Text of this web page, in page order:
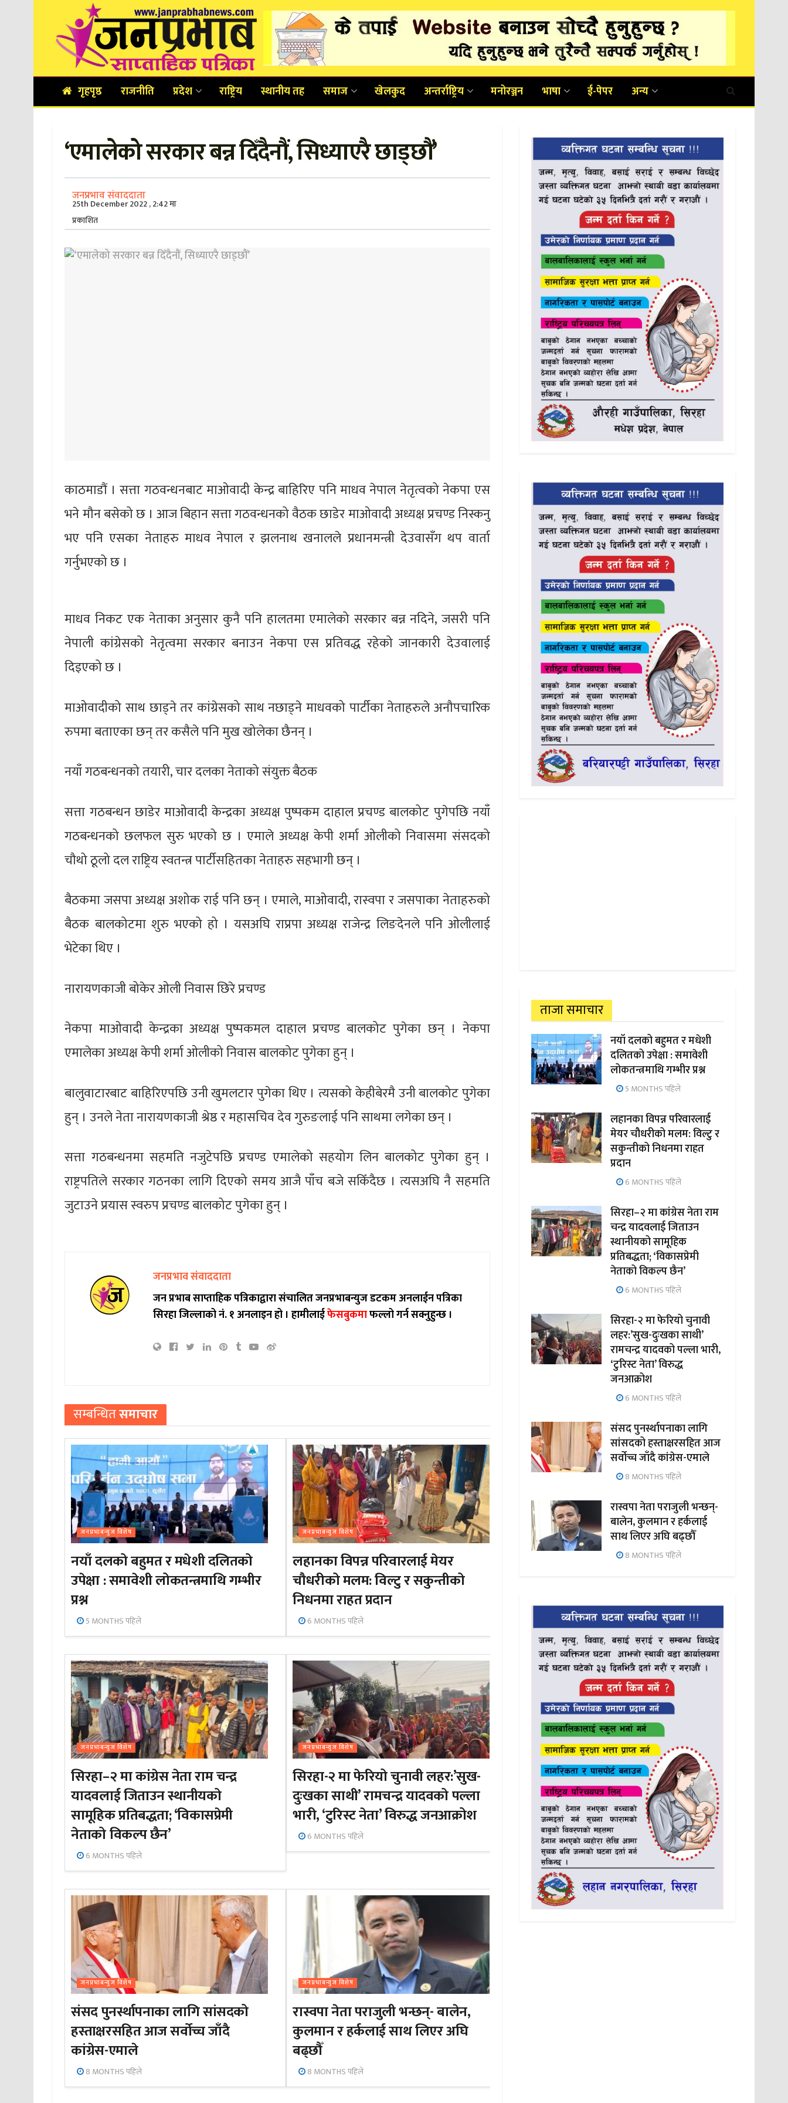
गृहपृष्ठ राजनीति प्रदेश राष्ट्रिय स्थानीय तह समाज खेलकुद अन्तर्राष्ट्रिय मनोरञ्जन भाषा ई-पेपर अन्य
‘एमालेको सरकार बन्न दिँदैनौं, सिध्याएरै छाड्छौं’
जनप्रभाव संवाददाता
25th December 2022 , 2:42 मा
प्रकाशित
काठमाडौं । सत्ता गठवन्धनबाट माओवादी केन्द्र बाहिरिए पनि माधव नेपाल नेतृत्वको नेकपा एस
भने मौन बसेको छ । आज बिहान सत्ता गठवन्धनको वैठक छाडेर माओवादी अध्यक्ष प्रचण्ड निस्कनु
भए पनि एसका नेताहरु माधव नेपाल र झलनाथ खनालले प्रधानमन्त्री देउवासँग थप वार्ता
गर्नुभएको छ ।
माधव निकट एक नेताका अनुसार कुनै पनि हालतमा एमालेको सरकार बन्न नदिने, जसरी पनि
नेपाली कांग्रेसको नेतृत्वमा सरकार बनाउन नेकपा एस प्रतिवद्ध रहेको जानकारी देउवालाई
दिइएको छ ।
माओवादीको साथ छाड्ने तर कांग्रेसको साथ नछाड्ने माधवको पार्टीका नेताहरुले अनौपचारिक
रुपमा बताएका छन् तर कसैले पनि मुख खोलेका छैनन् ।
नयाँ गठबन्धनको तयारी, चार दलका नेताको संयुक्त बैठक
सत्ता गठबन्धन छाडेर माओवादी केन्द्रका अध्यक्ष पुष्पकम दाहाल प्रचण्ड बालकोट पुगेपछि नयाँ
गठबन्धनको छलफल सुरु भएको छ । एमाले अध्यक्ष केपी शर्मा ओलीको निवासमा संसदको
चौथो ठूलो दल राष्ट्रिय स्वतन्त्र पार्टीसहितका नेताहरु सहभागी छन् ।
बैठकमा जसपा अध्यक्ष अशोक राई पनि छन् । एमाले, माओवादी, रास्वपा र जसपाका नेताहरुको
बैठक बालकोटमा शुरु भएको हो । यसअघि राप्रपा अध्यक्ष राजेन्द्र लिङदेनले पनि ओलीलाई
भेटेका थिए ।
नारायणकाजी बोकेर ओली निवास छिरे प्रचण्ड
नेकपा माओवादी केन्द्रका अध्यक्ष पुष्पकमल दाहाल प्रचण्ड बालकोट पुगेका छन् । नेकपा
एमालेका अध्यक्ष केपी शर्मा ओलीको निवास बालकोट पुगेका हुन् ।
बालुवाटारबाट बाहिरिएपछि उनी खुमलटार पुगेका थिए । त्यसको केहीबेरमै उनी बालकोट पुगेका
हुन् । उनले नेता नारायणकाजी श्रेष्ठ र महासचिव देव गुरुङलाई पनि साथमा लगेका छन् ।
सत्ता गठबन्धनमा सहमति नजुटेपछि प्रचण्ड एमालेको सहयोग लिन बालकोट पुगेका हुन् ।
राष्ट्रपतिले सरकार गठनका लागि दिएको समय आजै पाँच बजे सकिँदैछ । त्यसअघि नै सहमति
जुटाउने प्रयास स्वरुप प्रचण्ड बालकोट पुगेका हुन् ।
जनप्रभाव संवाददाता
जन प्रभाब साप्ताहिक पत्रिकाद्वारा संचालित जनप्रभाबन्युज डटकम अनलाईन पत्रिका
सिरहा जिल्लाको नं. १ अनलाइन हो ।हामीलाईफेसबुकमाफल्लो गर्न सक्नुहुन्छ ।
सम्बन्धितसमाचार
जनप्रभाबन्युज विशेष
नयाँ दलको बहुमत र मधेशी दलितको
उपेक्षा : समावेशी लोकतन्त्रमाथि गम्भीर
प्रश्न
5 MONTHS पहिले
जनप्रभाबन्युज विशेष
लहानका विपन्न परिवारलाई मेयर
चौधरीको मलम: विल्टु र सकुन्तीको
निधनमा राहत प्रदान
6 MONTHS पहिले
जनप्रभाबन्युज विशेष
सिरहा–२ मा कांग्रेस नेता राम चन्द्र
यादवलाई जिताउन स्थानीयको
सामूहिक प्रतिबद्धता; ‘विकासप्रेमी
नेताको विकल्प छैन’
6 MONTHS पहिले
जनप्रभाबन्युज विशेष
सिरहा-२ मा फेरियो चुनावी लहर:’सुख-
दुःखका साथी’ रामचन्द्र यादवको पल्ला
भारी, ‘टुरिस्ट नेता’ विरुद्ध जनआक्रोश
6 MONTHS पहिले
जनप्रभाबन्युज विशेष
संसद पुनर्स्थापनाका लागि सांसदको
हस्ताक्षरसहित आज सर्वोच्च जाँदै
कांग्रेस-एमाले
8 MONTHS पहिले
जनप्रभाबन्युज विशेष
रास्वपा नेता पराजुली भन्छन्- बालेन,
कुलमान र हर्कलाई साथ लिएर अघि
बढ्छौँ
8 MONTHS पहिले
ताजा समाचार
नयाँ दलको बहुमत र मधेशी
दलितको उपेक्षा : समावेशी
लोकतन्त्रमाथि गम्भीर प्रश्न
5 MONTHS पहिले
लहानका विपन्न परिवारलाई
मेयर चौधरीको मलम: विल्टु र
सकुन्तीको निधनमा राहत
प्रदान
6 MONTHS पहिले
सिरहा–२ मा कांग्रेस नेता राम
चन्द्र यादवलाई जिताउन
स्थानीयको सामूहिक
प्रतिबद्धता; ‘विकासप्रेमी
नेताको विकल्प छैन’
6 MONTHS पहिले
सिरहा-२ मा फेरियो चुनावी
लहर:’सुख-दुःखका साथी’
रामचन्द्र यादवको पल्ला भारी,
‘टुरिस्ट नेता’ विरुद्ध
जनआक्रोश
6 MONTHS पहिले
संसद पुनर्स्थापनाका लागि
सांसदको हस्ताक्षरसहित आज
सर्वोच्च जाँदै कांग्रेस-एमाले
8 MONTHS पहिले
रास्वपा नेता पराजुली भन्छन्-
बालेन, कुलमान र हर्कलाई
साथ लिएर अघि बढ्छौँ
8 MONTHS पहिले